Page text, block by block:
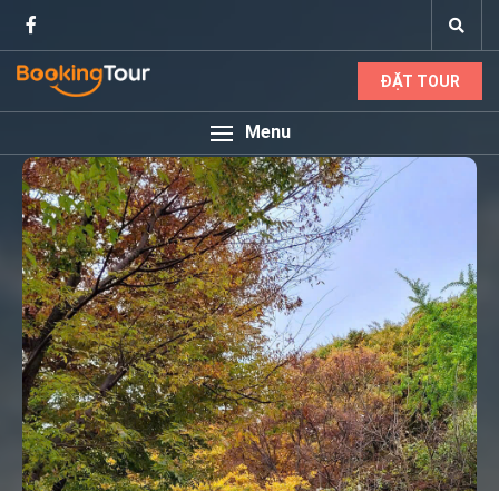
ĐẶT TOUR
Menu